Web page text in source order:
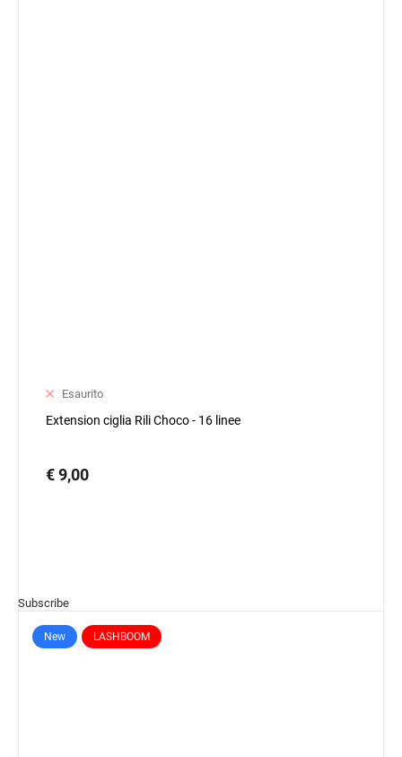
Esaurito
Extension ciglia Rili Choco - 16 linee
€ 9,00
Subscribe
New LASHBOOM